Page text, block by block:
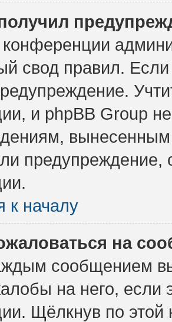
свод правил.
и phpBB Group
предупреждение,
к началу
на
сообщением
на него,
Щёлкнув по этой